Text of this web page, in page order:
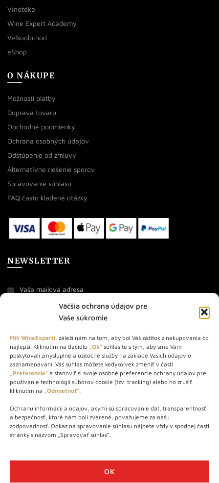
Väčšia ochrana údajov pre
Vaše súkromie
Milí WineExperti, záleží nám na tom, aby bol Váš zážitok z nakupovania čo
najlepší. Kliknutím na tlačidlo „Ok“ súhlasíte s tým, aby sme Vám
poskytovali zmysluplné a užitočné služby na základe Vašich údajov o
zaznamenávaní. Váš súhlas môžete kedykoľvek zmeniť v časti
„Preferencie“ a stanoviť si svoje osobné preferencie ochrany údajov pre
používanie technológií súborov cookie (tzv. tracking) alebo ho zrušiť
kliknutím na „Odmietnuť“.
Ochranu informácií a údajov, akými sú spracovanie dát, transparentnosť
a bezpečnosť, ktoré nám boli zverené, považujeme za našu
zodpovednosť. Odkaz na spravovanie súhlasu nájdete vždy v spodnej časti
stránky s názvom „Spravovať súhlas“.
OK
Vínotéka
Wine Expert Academy
Veľkoobchod
eShop
O NÁKUPE
Možnosti platby
Doprava tovaru
Obchodné podmienky
Ochrana osobných údajov
Odstúpenie od zmluvy
Alternatívne riešenie sporov
Spravovanie súhlasu
FAQ často kladené otázky
NEWSLETTER
O NÁS
STORE – obchod s vínom a destilátmi od roku 2010. Na našej
webovej stránke predávame viac ako 1000+ značkových
produktov.
Info tel.: +421 917 779 888
Vínotéka: +421 917 888 879
Vínotéka: Bratislavská 49/B, Bratislava 841 06